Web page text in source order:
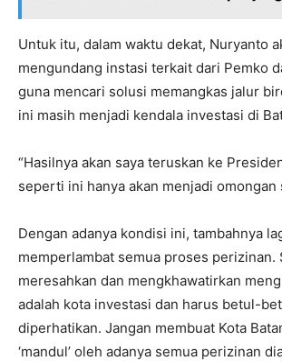
Untuk itu, dalam waktu dekat, Nuryanto
mengundang instasi terkait dari Pemko
guna mencari solusi memangkas jalur
ini masih menjadi kendala investasi di
“Hasilnya akan saya teruskan ke
seperti ini hanya akan menjadi omongan
Dengan adanya kondisi ini, tambahnya
memperlambat semua proses perizinan.
meresahkan dan mengkhawatirkan
adalah kota investasi dan harus betul-
diperhatikan. Jangan membuat Kota
‘mandul’ oleh adanya semua perizinan